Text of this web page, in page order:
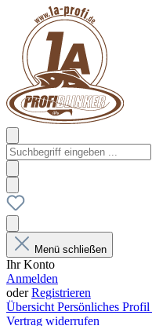
Menü schließen
Ihr Konto
Anmelden
oderRegistrieren
Übersicht Persönliches Profil
Vertrag widerrufen